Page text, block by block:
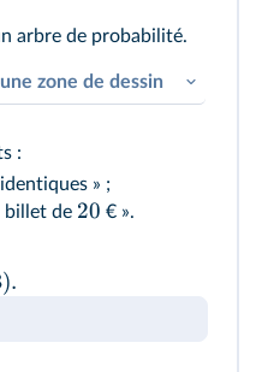
arbre de probabilité.
zone de dessin
:
» ;
billet de 20 € ».
).